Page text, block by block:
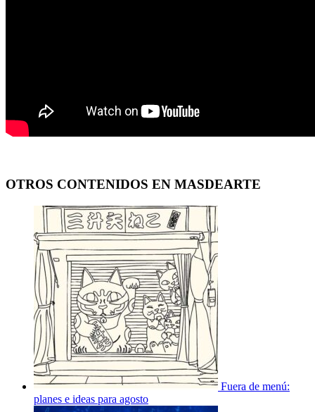
OTROS CONTENIDOS EN MASDEARTE
Fuera de menú:
planes e ideas para agosto